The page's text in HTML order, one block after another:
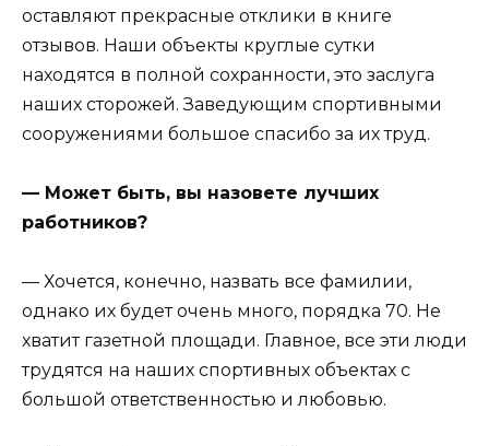
оставляют прекрасные отклики в книге
отзывов. Наши объекты круглые сутки
находятся в полной сохранности, это заслуга
наших сторожей. Заведующим спортивными
сооружениями большое спасибо за их труд.
— Может быть, вы назовете лучших
работников?
— Хочется, конечно, назвать все фамилии,
однако их будет очень много, порядка 70. Не
хватит газетной площади. Главное, все эти люди
трудятся на наших спортивных объектах с
большой ответственностью и любовью.